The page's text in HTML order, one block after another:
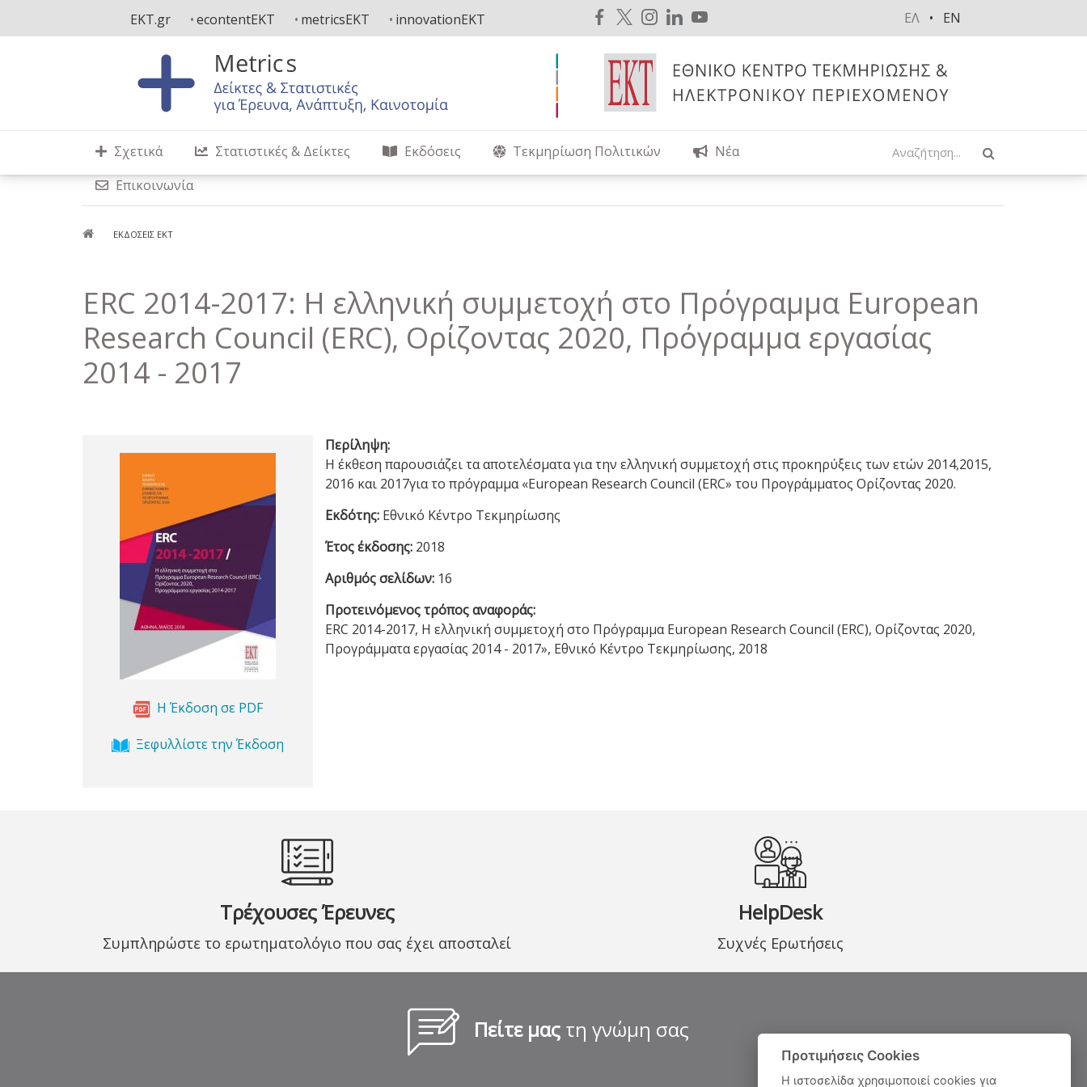
EKT.gr econtentEKT metricsEKT innovationEKT ΕΛ EN
Σχετικά Στατιστικές & Δείκτες Εκδόσεις Τεκμηρίωση Πολιτικών
Νέα
Επικοινωνία
Breadcrumb
ΕΚΔΌΣΕΙΣ ΕΚΤ
ERC 2014-2017: Η ελληνική συμμετοχή στο Πρόγραμμα European
Research Council (ERC), Ορίζοντας 2020, Πρόγραμμα εργασίας
2014 - 2017
Η Έκδοση σε PDF
Ξεφυλλίστε την Έκδοση
Περίληψη:
Η έκθεση παρουσιάζει τα αποτελέσματα για την ελληνική συμμετοχή στις προκηρύξεις των ετών 2014,2015,
2016 και 2017για το πρόγραμμα «European Research Council (ERC» του Προγράμματος Ορίζοντας 2020.
Εκδότης: Εθνικό Κέντρο Τεκμηρίωσης
Έτος έκδοσης: 2018
Αριθμός σελίδων: 16
Προτεινόμενος τρόπος αναφοράς:
ERC 2014-2017, Η ελληνική συμμετοχή στο Πρόγραμμα European Research Council (ERC), Ορίζοντας 2020,
Προγράμματα εργασίας 2014 - 2017», Εθνικό Κέντρο Τεκμηρίωσης, 2018
Τρέχουσες Έρευνες
Συμπληρώστε το ερωτηματολόγιο που σας έχει αποσταλεί
HelpDesk
Συχνές Ερωτήσεις
Πείτε μας τη γνώμη σας
Προτιμήσεις Cookies
Η ιστοσελίδα χρησιμοποιεί cookies για